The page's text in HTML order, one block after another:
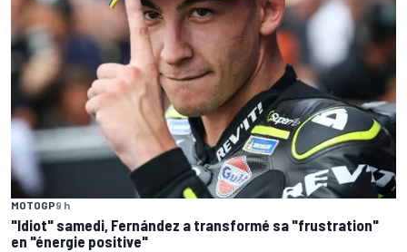
MOTOGP9 h
"Idiot" samedi, Fernández a transformé sa "frustration"
en "énergie positive"